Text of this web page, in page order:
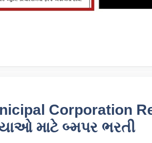
Corporation
માટે બ્મપર ભરતી